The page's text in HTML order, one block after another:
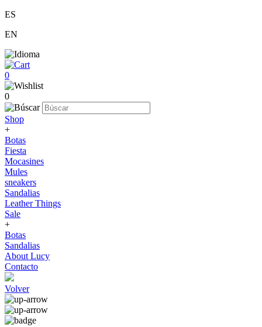
ES
EN
0
0
Shop
+
Botas
Fiesta
Mocasines
Mules
sneakers
Sandalias
Leather Things
Sale
+
Botas
Sandalias
About Lucy
Contacto
Volver